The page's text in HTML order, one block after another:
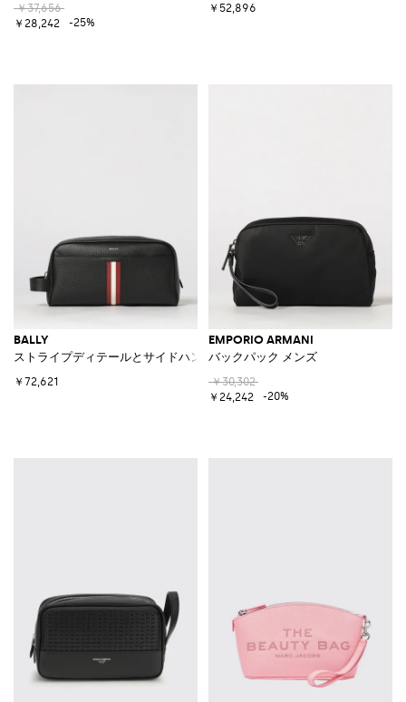
￥37,656
￥28,242
-25%
￥52,896
BALLY
ストライプディテールとサイドハンドル付きグレインカーフレザー製ビ
￥72,621
EMPORIO ARMANI
バックパック メンズ
￥30,302
￥24,242
-20%